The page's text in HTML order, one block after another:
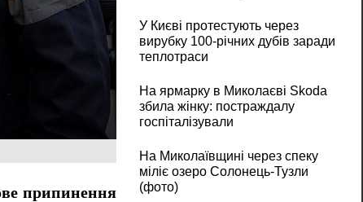
припинення
У Києві протестують через
вирубку 100-річних дубів заради
теплотраси
На ярмарку в Миколаєві Skoda
збила жінку: постраждалу
госпіталізували
На Миколаївщині через спеку
міліє озеро Солонець-Тузли
(фото)